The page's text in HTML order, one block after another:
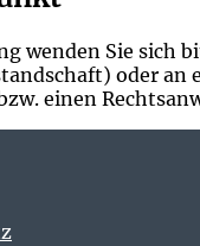
wenden Sie sich
oder an
einen